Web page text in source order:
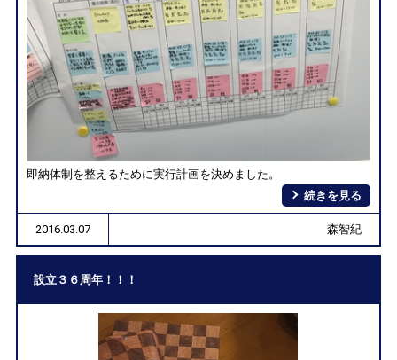
即納体制を整えるために実行計画を決めました。
続きを見る
2016.03.07 森智紀
設立３６周年！！！